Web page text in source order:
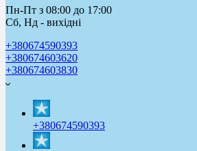
Пн-Пт з 08:00 до 17:00
Сб, Нд - вихідні
+380674590393
+380674603620
+380674603830
+380674590393